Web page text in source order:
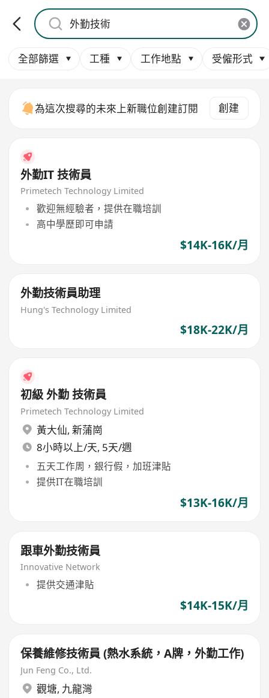
全部篩選 工種 工作地點 受僱形式
為這次搜尋的未來上新職位創建訂閱 創建
外勤IT 技術員
Primetech Technology Limited
歡迎無經驗者，提供在職培訓
高中學歷即可申請
$14K-16K/月
外勤技術員助理
Hung's Technology Limited
$18K-22K/月
初級 外勤 技術員
Primetech Technology Limited
黃大仙, 新蒲崗
8小時以上/天, 5天/週
五天工作周，銀行假，加班津貼
提供IT在職培訓
$13K-16K/月
跟車外勤技術員
Innovative Network
提供交通津貼
$14K-15K/月
保養維修技術員 (熱水系統，A牌，外勤工作)
Jun Feng Co., Ltd.
觀塘, 九龍灣